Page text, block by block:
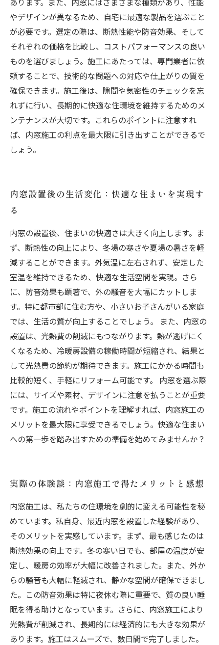
やデザインが異なるため、自宅に最適な製品を選ぶこと
が必要です。選定の際は、断熱性能や防音効果、そして
それぞれの価格を比較し、コストパフォーマンスの良い
ものを選びましょう。施工にあたっては、専門業者に依
頼することで、技術的な問題への対応や仕上がりの質を
確保できます。施工後は、隙間や気密性のチェックを忘
れずに行い、長期的に快適な住環境を維持するためのメ
ンテナンスが大切です。これらのポイントに注意すれ
ば、内窓施工の利点を最大限に引き出すことができるで
しょう。
内窓設置後の生活変化：快適な住まいを実現す
る
内窓の設置後、住まいの快適さは大きく向上します。ま
ず、断熱性の向上により、冬場の寒さや夏場の暑さを軽
減することができます。外気温に左右されず、安定した
室温を維持できるため、快適な生活空間を実現。さら
に、防音効果も顕著で、外の騒音を大幅にカットしま
す。特に都市部に住む方や、小さいお子さんがいる家庭
では、生活の質が向上することでしょう。 また、内窓の
設置は、光熱費の削減にもつながります。熱が逃げにく
くなるため、冷暖房設備の稼働時間が短縮され、結果と
して光熱費の節約が期待できます。施工にかかる時間も
比較的短く、手軽にリフォーム可能です。 内窓を選ぶ際
には、サイズや素材、デザインに注意を払うことが重要
です。施工の流れやポイントを理解すれば、内窓施工の
メリットを最大限に享受できるでしょう。快適な住まい
への第一歩を踏み出すための準備を始めてみませんか？
実際の体験談：内窓施工で得たメリットと感想
内窓施工は、私たちの住環境を劇的に変える可能性を秘
めています。私自身、最近内窓を設置した経験があり、
そのメリットを実感しています。まず、最も感じたのは
断熱効果の向上です。冬の寒い日でも、部屋の温度が安
定し、暖房の効率が大幅に改善されました。また、外か
らの騒音も大幅に軽減され、静かな空間が確保できまし
た。この防音効果は特に夜休む際に重要で、質の良い睡
眠を得る助けとなっています。さらに、内窓施工により
光熱費が削減され、長期的には経済的にも大きな効果が
あります。施工はスムーズで、数日間で完了しました。